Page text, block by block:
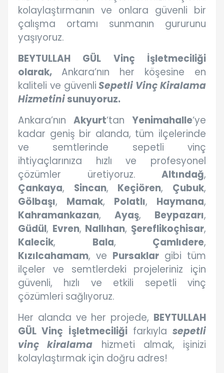
kolaylaştırmanın ve onlara güvenli bir
çalışma ortamı sunmanın gururunu
yaşıyoruz.
BEYTULLAH GÜL Vinç İşletmeciliği
olarak, Ankara’nın her köşesine en
kaliteli ve güvenli Sepetli Vinç Kiralama
Hizmetinisunuyoruz.
Ankara’nın Akyurt‘tan Yenimahalle‘ye
kadar geniş bir alanda, tüm ilçelerinde
ve semtlerinde sepetli vinç
ihtiyaçlarınıza hızlı ve profesyonel
çözümler üretiyoruz. Altındağ,
Çankaya, Sincan, Keçiören, Çubuk,
Gölbaşı, Mamak, Polatlı, Haymana,
Kahramankazan, Ayaş, Beypazarı,
Güdül, Evren, Nallıhan, Şereflikoçhisar,
Kalecik, Bala, Çamlıdere,
Kızılcahamam, ve Pursaklar gibi tüm
ilçeler ve semtlerdeki projeleriniz için
güvenli, hızlı ve etkili sepetli vinç
çözümleri sağlıyoruz.
Her alanda ve her projede, BEYTULLAH
GÜL Vinç İşletmeciliğifarkıyla sepetli
vinç kiralama hizmeti almak, işinizi
kolaylaştırmak için doğru adres!